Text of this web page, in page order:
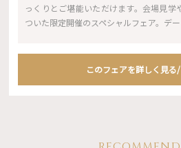
っくりとご堪能いただけます。会場見
ついた限定開催のスペシャルフェア。デ
このフェアを詳しく見る